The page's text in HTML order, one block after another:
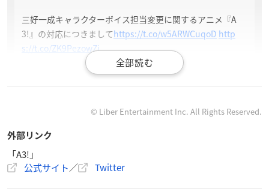
三好一成キャラクターボイス担当変更に関するアニメ『A
3!』の対応につきましてhttps://t.co/w5ARWCuqoD http
s://t.co/ZK9PezowZj
— 【公式】アニメ『A3!』 (@mankai_anime)
© Liber Entertainment Inc. All Rights Reserved.
外部リンク
「A3!」
公式サイト／ Twitter